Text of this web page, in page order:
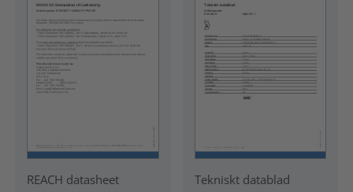
REACH datasheet Tekniskt datablad